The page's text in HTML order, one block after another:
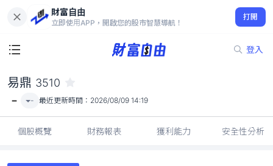
財富自由
立即使用APP，開啟您的股市智慧導航！
打開
登入
-
易鼎 3510
- - 最近更新時間： 2026/08/09 14:19
個股概覽 財務報表 獲利能力 安全性分析